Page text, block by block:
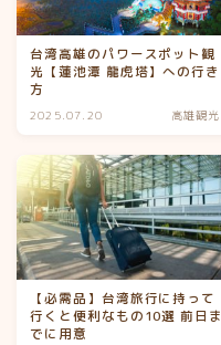
台湾高雄のパワースポット観
光【蓮池潭 龍虎塔】への行き
方
2025.07.20 高雄観光
【必需品】台湾旅行に持って
行くと便利なもの10選 前日ま
でに用意